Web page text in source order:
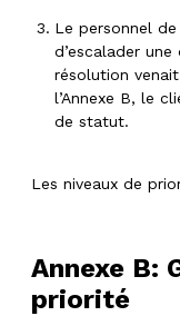
Le personnel
d’escalader
résolution
l’Annexe B, le
de statut.
Les niveaux de
Annexe B:
priorité